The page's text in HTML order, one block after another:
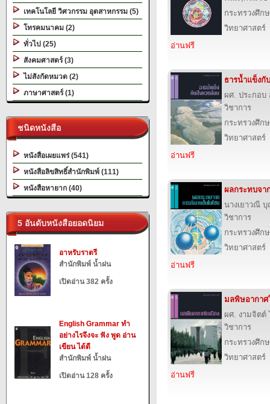
เทคโนโลยี วิศวกรรม อุตสาหกรรม (5)
โทรคมนาคม (2)
ทั่วไป (25)
สังคมศาสตร์ (3)
ไม่สังกัดหมวด (2)
ภาษาศาสตร์ (1)
ชนิดหนังสือ
หนังสือเผยแพร่ (541)
หนังสือลิขสิทธิ์สำนักพิมพ์ (111)
หนังสือหายาก (40)
5 อันดับหนังสือยอดนิยม
อาหรับราตรี
สำนักพิมพ์ น้ำฝน
เปิดอ่าน 382 ครั้ง
English Grammar ทำ
อย่างไรจึงจะ ฟัง พูด อ่าน
เขียน ได้ดี
สำนักพิมพ์ น้ำฝน
เปิดอ่าน 128 ครั้ง
กระทรวงศึก
วิทยาศาสตร์
อ่านฟรี
ธารน้ำแข็งกั
ผศ. ประกอ
วิชาการ
กระทรวงศึก
วิทยาศาสตร์
อ่านฟรี
ผลกระทบจา
นางเยาวณี
วิชาการ
กระทรวงศึก
วิทยาศาสตร์
อ่านฟรี
มลพิษอากาศ
ผศ. งามจิต
วิชาการ
กระทรวงศึก
วิทยาศาสตร์
อ่านฟรี